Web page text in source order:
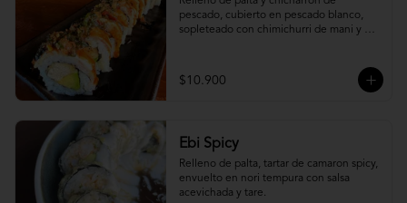
pescado, cubierto en pescado blanco,
sopleteado con chimichurri de mani y
$10.900
Ebi Spicy
Relleno de palta, tartar de camaron spicy,
envuelto en nori tempura con salsa
acevichada y tare.